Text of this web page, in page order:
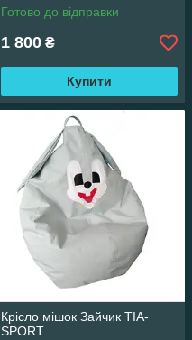
Готово до відправки
1 800 ₴
Купити
Крісло мішок Зайчик TIA-
SPORT